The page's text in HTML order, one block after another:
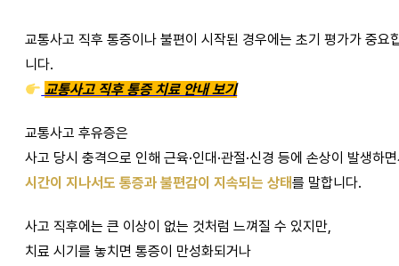
교통사고 직후 통증이나 불편이 시작된 경우에는 초기 평가가 중요
니다.
교통사고 직후 통증 치료 안내 보기
교통사고 후유증은
사고 당시 충격으로 인해 근육·인대·관절·신경 등에 손상이 발생하
시간이 지나서도 통증과 불편감이 지속되는 상태를 말합니다.
사고 직후에는 큰 이상이 없는 것처럼 느껴질 수 있지만,
치료 시기를 놓치면 통증이 만성화되거나